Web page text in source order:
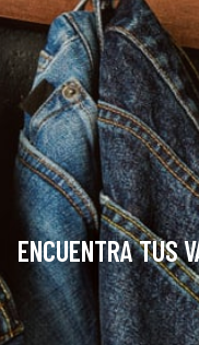
ENCUENTRA TUS